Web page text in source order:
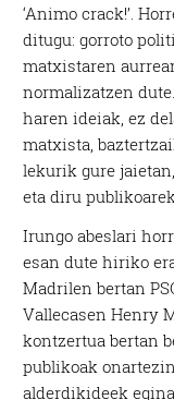
‘Animo crack!’.
ditugu: gorroto
matxistaren
normalizatzen
haren ideiak, ez
matxista,
lekurik gure
eta diru
Irungo abeslari
esan dute hiriko
Madrilen bertan
Vallecasen Henry
kontzertua bertan
publikoak
alderdikideek